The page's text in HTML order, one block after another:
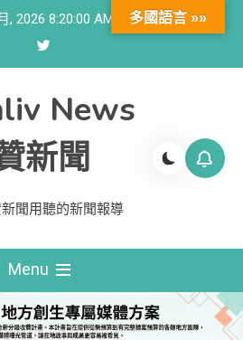
, 2026 8:20:01 AM
News
新聞
新聞用聽的新聞報導
Menu
多國語言 »»